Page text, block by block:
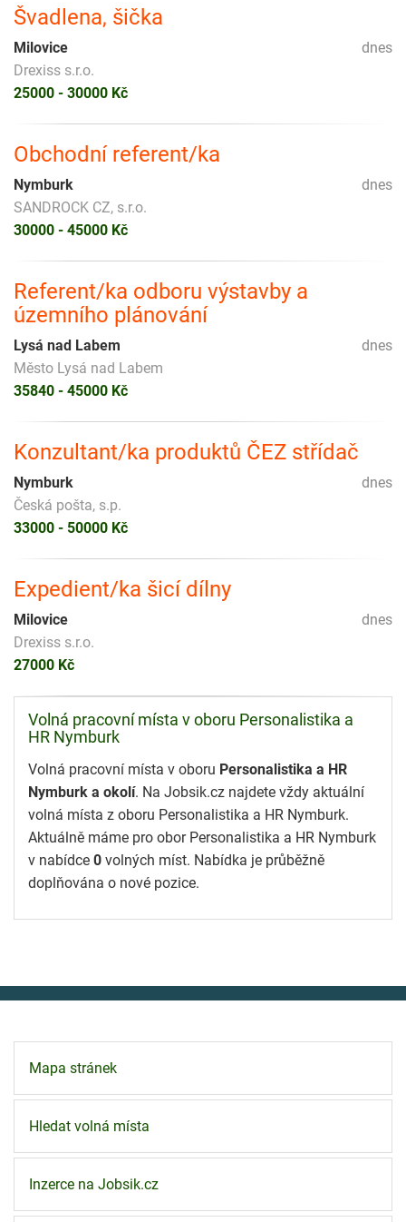
Švadlena, šička
dnes
Milovice
Drexiss s.r.o.
25000 - 30000 Kč
Obchodní referent/ka
dnes
Nymburk
SANDROCK CZ, s.r.o.
30000 - 45000 Kč
Referent/ka odboru výstavby a
územního plánování
dnes
Lysá nad Labem
Město Lysá nad Labem
35840 - 45000 Kč
Konzultant/ka produktů ČEZ střídač
dnes
Nymburk
Česká pošta, s.p.
33000 - 50000 Kč
Expedient/ka šicí dílny
dnes
Milovice
Drexiss s.r.o.
27000 Kč
Volná pracovní místa v oboru Personalistika a
HR Nymburk
Volná pracovní místa v oboru Personalistika a HR
Nymburk a okolí. Na Jobsik.cz najdete vždy aktuální
volná místa z oboru Personalistika a HR Nymburk.
Aktuálně máme pro obor Personalistika a HR Nymburk
v nabídce 0 volných míst. Nabídka je průběžně
doplňována o nové pozice.
Mapa stránek
Hledat volná místa
Inzerce na Jobsik.cz